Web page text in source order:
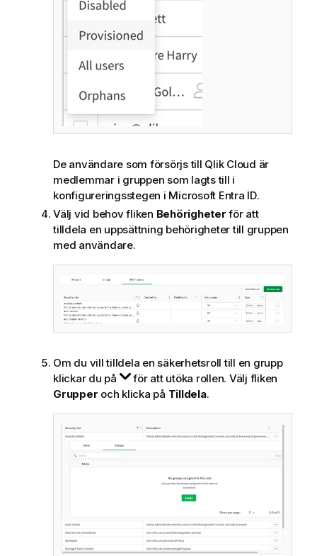
De användare som försörjs till Qlik Cloud är
medlemmar i gruppen som lagts till i
konfigureringsstegen i Microsoft Entra ID.
Välj vid behov fliken Behörigheter för att
tilldela en uppsättning behörigheter till gruppen
med användare.
Om du vill tilldela en säkerhetsroll till en grupp
klickar du på
för att utöka rollen. Välj fliken
Grupper och klicka på Tilldela.